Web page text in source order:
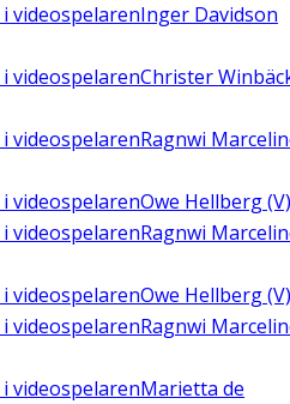
i videospelarenInger Davidson
i videospelarenChrister
i videospelarenRagnwi
i videospelarenOwe Hellberg (V)
i videospelarenRagnwi
i videospelarenOwe Hellberg (V)
i videospelarenRagnwi
i videospelarenMarietta de